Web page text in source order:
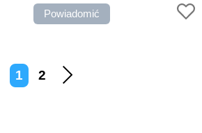
Powiadomić
1 2